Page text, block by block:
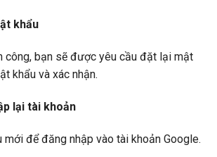
khẩu
công, bạn sẽ được yêu cầu đặt lại mật
khẩu và xác nhận.
lại tài khoản
để đăng nhập vào tài khoản Google.